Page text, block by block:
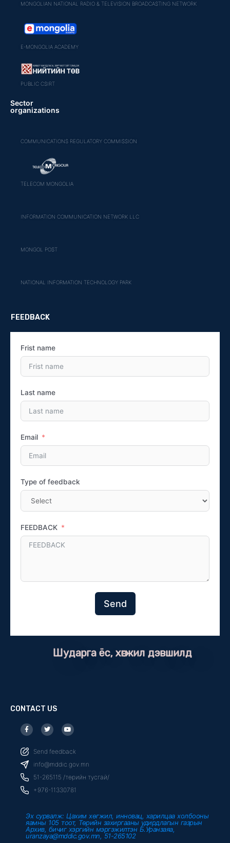
MONGOLIAN NATIONAL RADIO & TELEVISION BROADCASTING NETWORK
E-MONGOLIA ACADEMY
PUBLIC CSIRT
Sector
organizations
COMMUNICATIONS REGULATORY COMMISSION
TELECOM MONGOLIA
INFORMATION COMMUNICATION NETWORK LLC
MONGOL POST
NATIONAL INFORMATION TECHNOLOGY PARK
FEEDBACK
Frist name
Last name
Email
Type of feedback
FEEDBACK
Send
Шударга ёс, хөгжил дэвшилд
CONTACT US
F
a
c
b
o
o
k
f
T
w
i
t
r
Y
o
u
u
e
Send feedback
info@mddic.gov.mn
51-265115 /төрийн тусгай/
+976-11330781
Эх сурвалж: Цахим хөгжил, инновац, харилцаа холбооны
яамны 105 тоот, Төрийн захиргааны удирдлагын газрын
Архив, бичиг хэргийн мэргэжилтэн Б.Уранзаяа,
uranzaya@mddic.gov.mn, 51-265102